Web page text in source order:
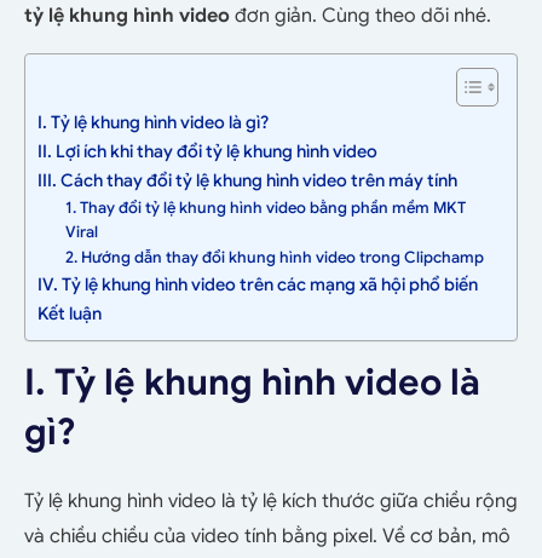
tỷ lệ khung hình video đơn giản. Cùng theo dõi nhé.
I. Tỷ lệ khung hình video là gì?
II. Lợi ích khi thay đổi tỷ lệ khung hình video
III. Cách thay đổi tỷ lệ khung hình video trên máy tính
1. Thay đổi tỷ lệ khung hình video bằng phần mềm MKT
Viral
2. Hướng dẫn thay đổi khung hình video trong Clipchamp
IV. Tỷ lệ khung hình video trên các mạng xã hội phổ biến
Kết luận
I. Tỷ lệ khung hình video là
gì?
Tỷ lệ khung hình video là tỷ lệ kích thước giữa chiều rộng
và chiều chiều của video tính bằng pixel. Về cơ bản, mô